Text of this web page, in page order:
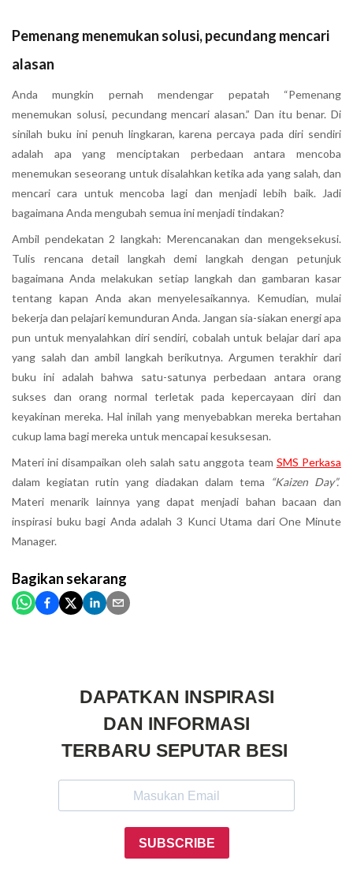
Pemenang menemukan solusi, pecundang mencari
alasan
Anda mungkin pernah mendengar pepatah “Pemenang
menemukan solusi, pecundang mencari alasan.” Dan itu benar. Di
sinilah buku ini penuh lingkaran, karena percaya pada diri sendiri
adalah apa yang menciptakan perbedaan antara mencoba
menemukan seseorang untuk disalahkan ketika ada yang salah, dan
mencari cara untuk mencoba lagi dan menjadi lebih baik. Jadi
bagaimana Anda mengubah semua ini menjadi tindakan?
Ambil pendekatan 2 langkah: Merencanakan dan mengeksekusi.
Tulis rencana detail langkah demi langkah dengan petunjuk
bagaimana Anda melakukan setiap langkah dan gambaran kasar
tentang kapan Anda akan menyelesaikannya. Kemudian, mulai
bekerja dan pelajari kemunduran Anda. Jangan sia-siakan energi apa
pun untuk menyalahkan diri sendiri, cobalah untuk belajar dari apa
yang salah dan ambil langkah berikutnya. Argumen terakhir dari
buku ini adalah bahwa satu-satunya perbedaan antara orang
sukses dan orang normal terletak pada kepercayaan diri dan
keyakinan mereka. Hal inilah yang menyebabkan mereka bertahan
cukup lama bagi mereka untuk mencapai kesuksesan.
Materi ini disampaikan oleh salah satu anggota team SMS Perkasa
dalam kegiatan rutin yang diadakan dalam tema
“Kaizen Day”.
Materi menarik lainnya yang dapat menjadi bahan bacaan dan
inspirasi buku bagi Anda adalah 3 Kunci Utama dari One Minute
Manager.
Bagikan sekarang